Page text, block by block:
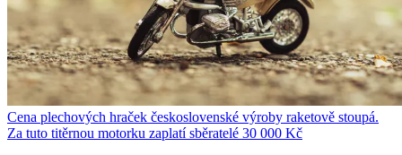
Cena plechových hraček československé výroby raketově stoupá.
Za tuto titěrnou motorku zaplatí sběratelé 30 000 Kč